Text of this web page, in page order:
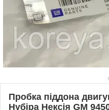
Пробка піддона
Нубіра Нексія GM